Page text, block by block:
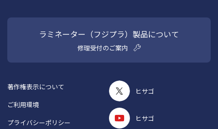
ラミネーター（フジプラ）製品について
修理受付のご案内
ヒサゴ
ヒサゴ
著作権表示について
ご利用環境
プライバシーポリシー